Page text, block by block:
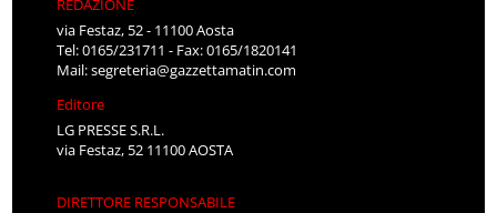
via Festaz, 52 - 11100 Aosta
Tel: 0165/231711 - Fax: 0165/1820141
Mail:segreteria@gazzettamatin.com
Editore
LG PRESSE S.R.L.
via Festaz, 52 11100 AOSTA
DIRETTORE RESPONSABILE